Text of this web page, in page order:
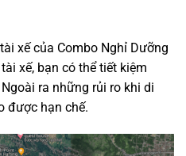
xế của Combo Nghỉ Dưỡng
xế, bạn có thể tiết kiệm
ra những rủi ro khi di
được hạn chế.